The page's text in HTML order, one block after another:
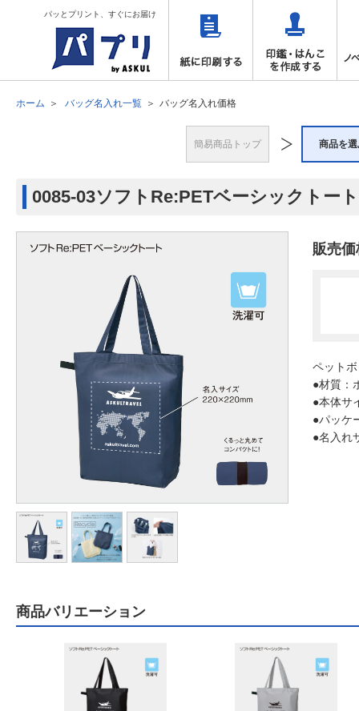
パッとプリント、すぐにお届け
ホーム バッグ名入れ一覧 バッグ名入れ価格
簡易商品トップ 商品を
0085-03ソフトRe:PETベーシックトー
販売価
ペット
●材質：
●本体サ
●パッケ
●名入れ
商品バリエーション